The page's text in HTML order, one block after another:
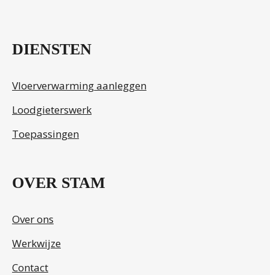
DIENSTEN
Vloerverwarming aanleggen
Loodgieterswerk
Toepassingen
OVER STAM
Over ons
Werkwijze
Contact